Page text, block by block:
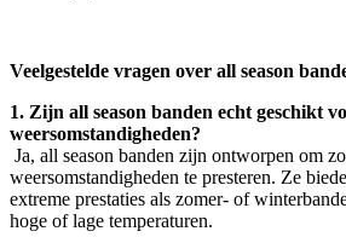
Veelgestelde vragen over all season
1. Zijn all season banden echt geschikt
weersomstandigheden?
Ja, all season banden zijn ontworpen om
weersomstandigheden te presteren. Ze
extreme prestaties als zomer- of
hoge of lage temperaturen.